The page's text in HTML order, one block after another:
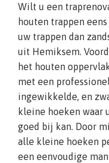
Wilt u een
houten trappen
uw trappen dan
uit Hemiksem.
het houten
met een
ingewikkelde, en
kleine hoeken waar
goed bij kan. Door
alle kleine hoeken
een eenvoudige